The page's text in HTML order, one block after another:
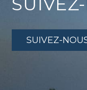
SUIVEZ-